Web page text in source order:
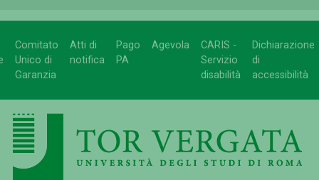
Comitato
Unico di
Garanzia
Atti di
notifica
Pago
PA
Agevola
CARIS -
Servizio
disabilità
Dichiarazione
di
accessibilità